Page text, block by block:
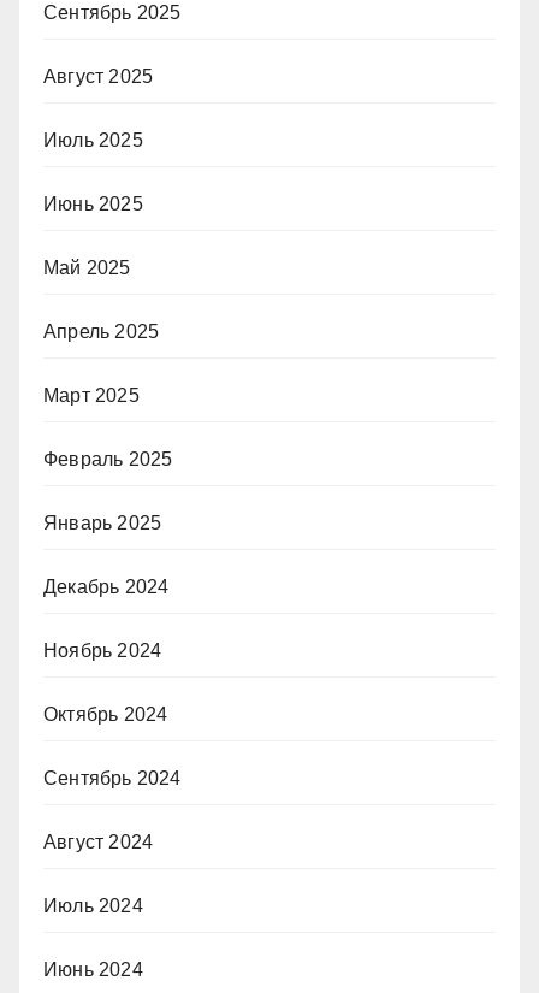
Сентябрь 2025
Август 2025
Июль 2025
Июнь 2025
Май 2025
Апрель 2025
Март 2025
Февраль 2025
Январь 2025
Декабрь 2024
Ноябрь 2024
Октябрь 2024
Сентябрь 2024
Август 2024
Июль 2024
Июнь 2024